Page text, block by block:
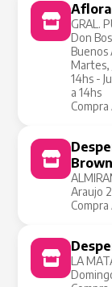
Aflora
GRAL.
Don
Buenos
Martes,
14hs -
a 14hs
Brown
Araujo
LA